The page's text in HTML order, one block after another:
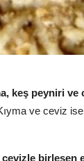
keş peyniri
ve ceviz ise
cevizle